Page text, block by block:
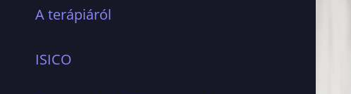
A terápiáról
ISICO